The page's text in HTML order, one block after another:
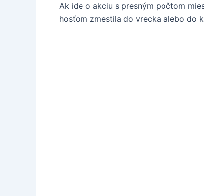
Ak ide o akciu s presným počtom
hosťom zmestila do vrecka alebo do